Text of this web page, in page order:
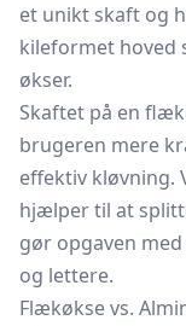
et unikt skaft og
kileformet hoved
økser.
Skaftet på en
brugeren mere
effektiv
hjælper til at
gør opgaven
og lettere.
Flækøkse vs.